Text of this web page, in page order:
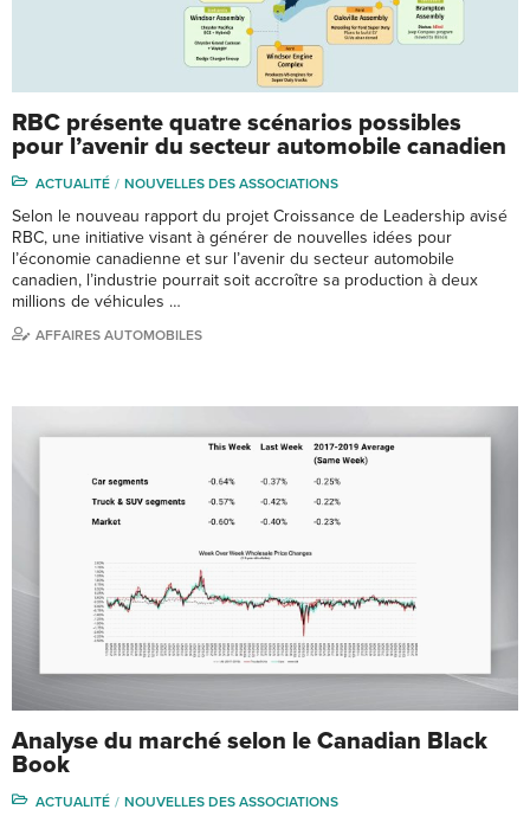
RBC présente quatre scénarios possibles
pour l’avenir du secteur automobile canadien
ACTUALITÉ NOUVELLES DES ASSOCIATIONS
Selon le nouveau rapport du projet Croissance de Leadership avisé
RBC, une initiative visant à générer de nouvelles idées pour
l’économie canadienne et sur l’avenir du secteur automobile
canadien, l’industrie pourrait soit accroître sa production à deux
millions de véhicules …
AFFAIRES AUTOMOBILES
Analyse du marché selon le Canadian Black
Book
ACTUALITÉ NOUVELLES DES ASSOCIATIONS